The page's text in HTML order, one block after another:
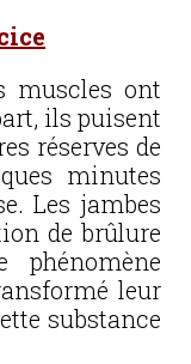
muscles ont
ils puisent
réserves de
minutes
Les jambes
de brûlure
phénomène
leur
substance